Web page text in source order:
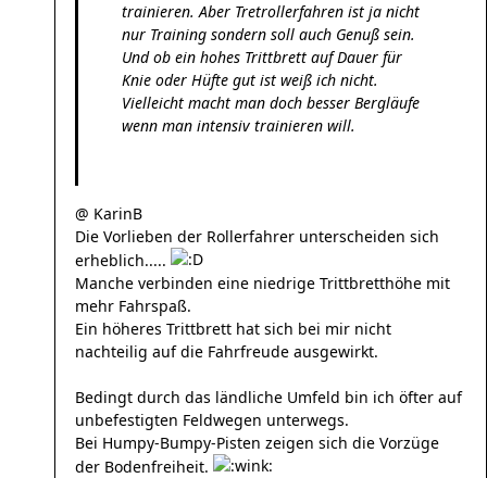
trainieren. Aber Tretrollerfahren ist ja nicht
nur Training sondern soll auch Genuß sein.
Und ob ein hohes Trittbrett auf Dauer für
Knie oder Hüfte gut ist weiß ich nicht.
Vielleicht macht man doch besser Bergläufe
wenn man intensiv trainieren will.
@ KarinB
Die Vorlieben der Rollerfahrer unterscheiden sich
erheblich.....
Manche verbinden eine niedrige Trittbretthöhe mit
mehr Fahrspaß.
Ein höheres Trittbrett hat sich bei mir nicht
nachteilig auf die Fahrfreude ausgewirkt.
Bedingt durch das ländliche Umfeld bin ich öfter auf
unbefestigten Feldwegen unterwegs.
Bei Humpy-Bumpy-Pisten zeigen sich die Vorzüge
der Bodenfreiheit.